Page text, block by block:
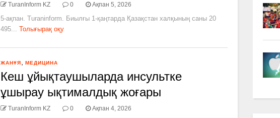
TuranInform KZ 0 Ақпан 5, 2026
5-ақпан. Turaninform. Биылғы 1-қаңтарда Қазақстан халқының саны 20
495... Толығырақ оқу
ЖАНҰЯ МЕДИЦИНА
Кеш ұйықтаушыларда инсультке
ұшырау ықтималдық жоғары
TuranInform KZ 0 Ақпан 4, 2026